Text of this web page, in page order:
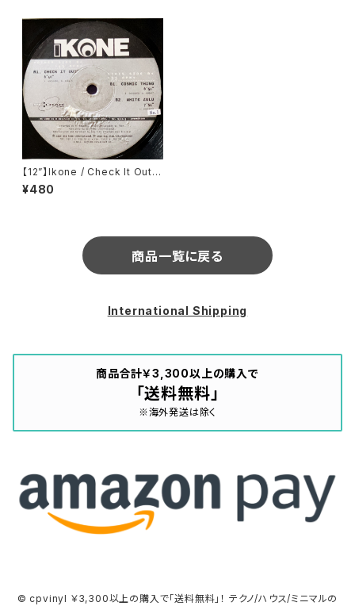
【12”】Ikone / Check It Out
(Re-load Records) (REL 97
2113)
¥480
商品一覧に戻る
International Shipping
商品合計￥3,300以上の購入で
「送料無料」
※海外発送は除く
© cpvinyl ￥3,300以上の購入で「送料無料」！ テクノ/ハウス/ミニマルの